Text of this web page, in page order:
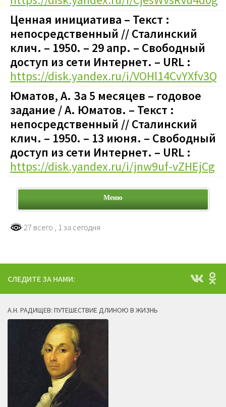
Ценная инициатива – Текст :
непосредственный // Сталинский
клич. – 1950. – 29 апр. – Свободный
доступ из сети Интернет. – URL :
https://disk.yandex.ru/i/VOHl14CvYXfv3Q
Юматов, А. За 5 месяцев – годовое
задание / А. Юматов. – Текст :
непосредственный // Сталинский
клич. – 1950. – 13 июня. – Свободный
доступ из сети Интернет. – URL :
https://disk.yandex.ru/i/jnw9uf-vZHEjCg
Меню
27 всего , 1 за сегодня
СЛЕДИТЕ ЗА НАМИ:
А.Н. РАДИЩЕВ: ПУТЕШЕСТВИЕ ДЛИНОЮ В ЖИЗНЬ